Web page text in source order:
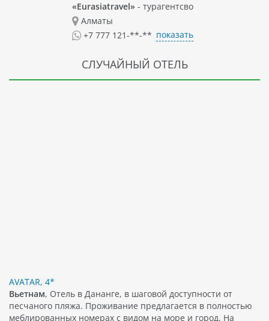
«Eurasiatravel» - турагентсво
Алматы
+7 777 121-**-** показать
СЛУЧАЙНЫЙ ОТЕЛЬ
AVATAR, 4*
Вьетнам, Отель в Дананге, в шаговой доступности от
песчаного пляжа. Проживание предлагается в полностью
меблированных номерах с видом на море и город. На